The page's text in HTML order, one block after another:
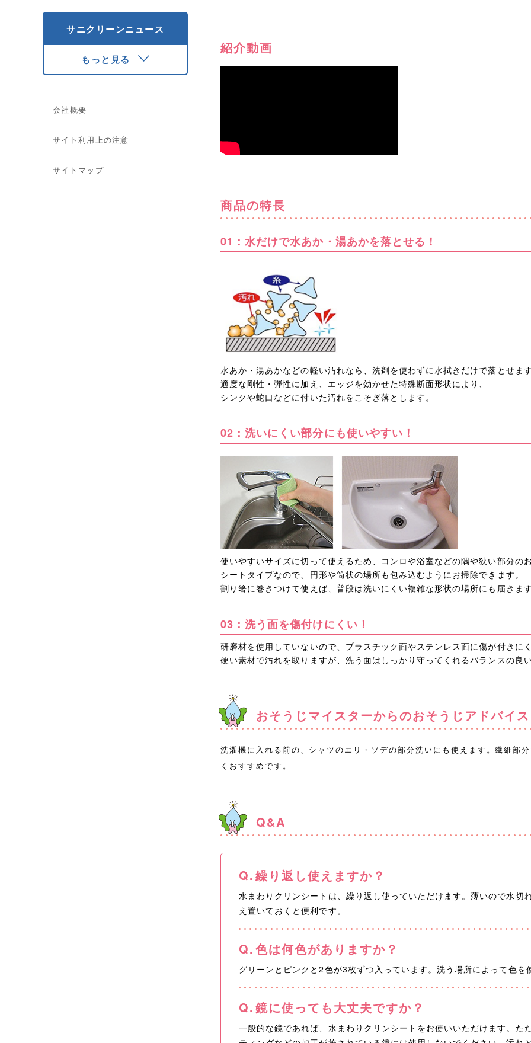
紹介動画
商品の特長
01：水だけで水あか・湯あかを落とせる！
水あか・湯あかなどの軽い汚れなら、洗剤を使わずに水拭きだけで落とせま
適度な剛性・弾性に加え、エッジを効かせた特殊断面形状により、
シンクや蛇口などに付いた汚れをこそぎ落とします。
02：洗いにくい部分にも使いやすい！
使いやすいサイズに切って使えるため、コンロや浴室などの隅や狭い部分の
シートタイプなので、円形や筒状の場所も包み込むようにお掃除できます。
割り箸に巻きつけて使えば、普段は洗いにくい複雑な形状の場所にも届きま
03：洗う面を傷付けにくい！
研磨材を使用していないので、プラスチック面やステンレス面に傷が付きに
硬い素材で汚れを取りますが、洗う面はしっかり守ってくれるバランスの良
おそうじマイスターからのおそうじアドバイ
洗濯機に入れる前の、シャツのエリ・ソデの部分洗いにも使えます。繊維部
くおすすめです。
Q&A
繰り返し使えますか？
水まわりクリンシートは、繰り返し使っていただけます。薄いので水
え置いておくと便利です。
色は何色がありますか？
グリーンとピンクと2色が3枚ずつ入っています。洗う場所によって色
鏡に使っても大丈夫ですか？
一般的な鏡であれば、水まわりクリンシートをお使いいただけます。
サニクリーンニュース
もっと見る
会社概要
サイト利用上の注意
サイトマップ